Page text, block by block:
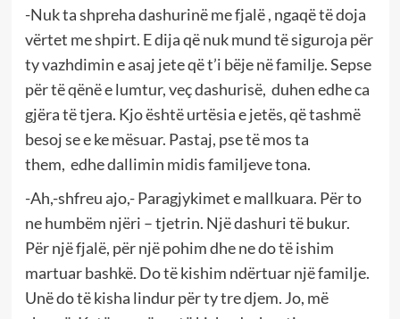
-Nuk ta shpreha dashurinë me fjalë , ngaqë të doja
vërtet me shpirt. E dija që nuk mund të siguroja për
ty vazhdimin e asaj jete që t’i bëje në familje. Sepse
për të qënë e lumtur, veç dashurisë, duhen edhe ca
gjëra të tjera. Kjo është urtësia e jetës, që tashmë
besoj se e ke mësuar. Pastaj, pse të mos ta
them, edhe dallimin midis familjeve tona.
-Ah,-shfreu ajo,- Paragjykimet e mallkuara. Për to
ne humbëm njëri – tjetrin. Një dashuri të bukur.
Për një fjalë, për një pohim dhe ne do të ishim
martuar bashkë. Do të kishim ndërtuar një familje.
Unë do të kisha lindur për ty tre djem. Jo, më